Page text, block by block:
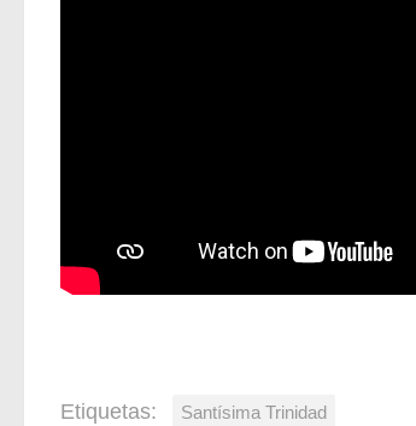
Etiquetas: Santísima Trinidad